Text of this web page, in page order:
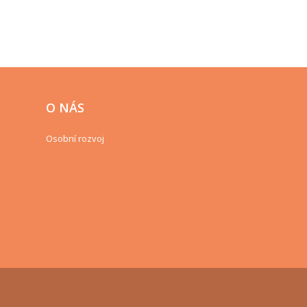
O NÁS
Osobní rozvoj